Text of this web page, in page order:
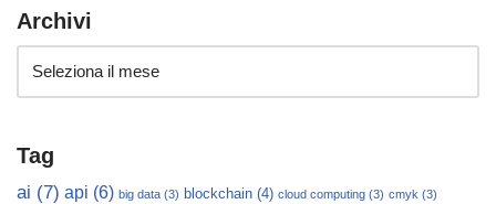
Archivi
Tag
ai (7) api (6) big data (3) blockchain (4) cloud computing (3) cmyk (3)